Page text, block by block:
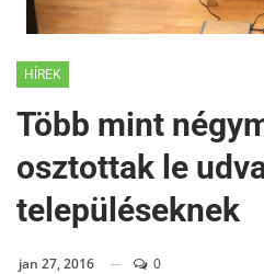
HÍREK
Több mint
osztottak le
településeknek
jan 27, 2016 0